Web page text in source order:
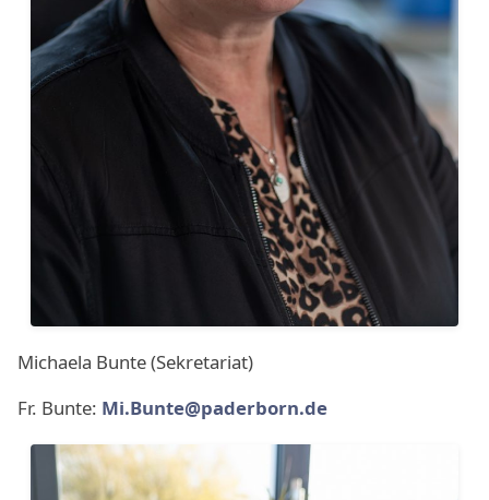
Michaela Bunte (Sekretariat)
Fr. Bunte: Mi.Bunte@paderborn.de